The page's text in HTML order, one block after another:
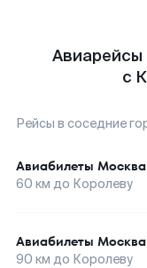
с
Рейсы в соседние
Авиабилеты Москва
60 км до Королеву
Авиабилеты Москва
90 км до Королеву